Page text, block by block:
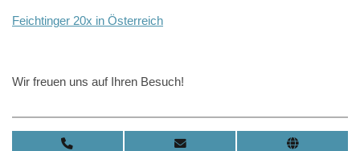
Feichtinger 20x in Österreich
Wir freuen uns auf Ihren Besuch!